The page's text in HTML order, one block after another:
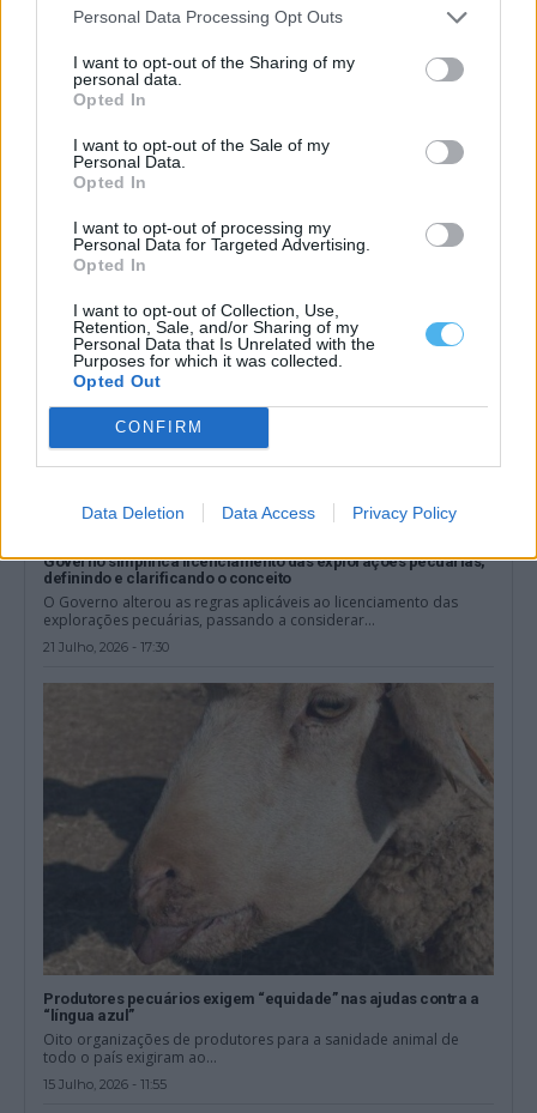
Personal Data Processing Opt Outs
I want to opt-out of the Sharing of my
personal data.
Opted In
I want to opt-out of the Sale of my
Personal Data.
Opted In
I want to opt-out of processing my
Personal Data for Targeted Advertising.
Opted In
I want to opt-out of Collection, Use,
Retention, Sale, and/or Sharing of my
Personal Data that Is Unrelated with the
Purposes for which it was collected.
Opted Out
CONFIRM
Data Deletion Data Access Privacy Policy
lavadouro nacional
A Assembleia da República recomendou ao Governo a criação de
uma estratégia nacional para...
Governo simplifica licenciamento das explorações pecuárias,
definindo e clarificando o conceito
O Governo alterou as regras aplicáveis ao licenciamento das
explorações pecuárias, passando a considerar...
21 Julho, 2026 - 17:30
Produtores pecuários exigem “equidade” nas ajudas contra a
“língua azul”
Oito organizações de produtores para a sanidade animal de
todo o país exigiram ao...
15 Julho, 2026 - 11:55